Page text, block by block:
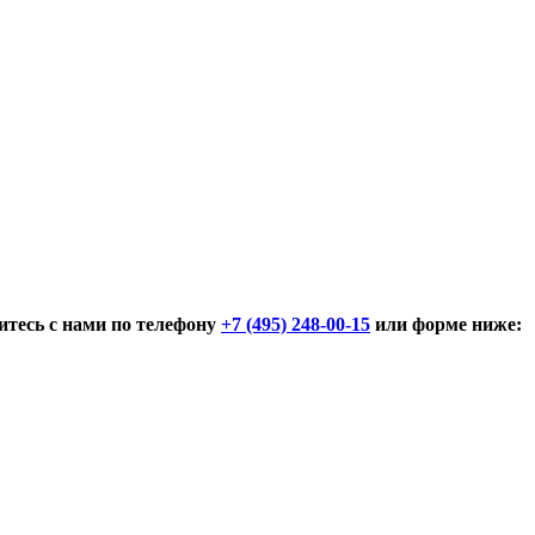
с нами по телефону +7 (495) 248-00-15 или форме ниже: